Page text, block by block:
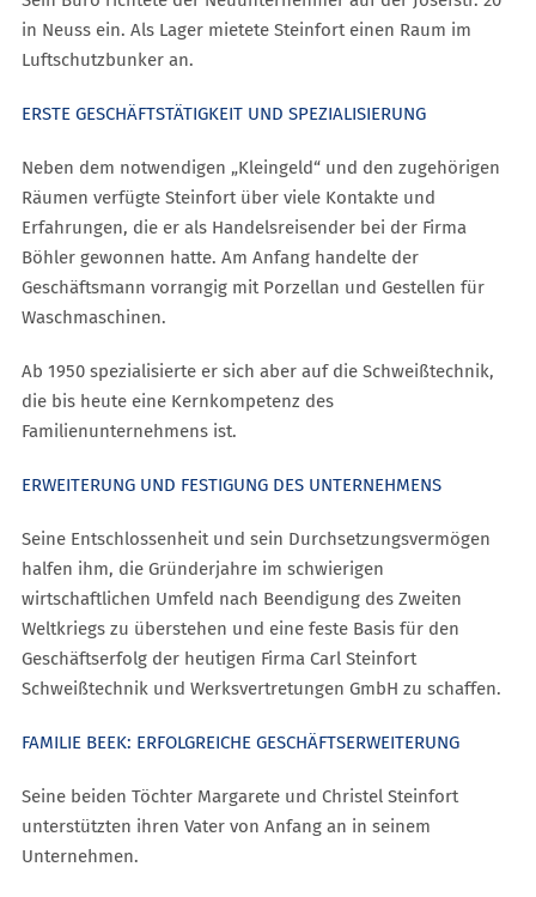
in Neuss ein. Als Lager mietete Steinfort einen Raum im
Luftschutzbunker an.
ERSTE GESCHÄFTSTÄTIGKEIT UND SPEZIALISIERUNG
Neben dem notwendigen „Kleingeld“ und den zugehörigen
Räumen verfügte Steinfort über viele Kontakte und
Erfahrungen, die er als Handelsreisender bei der Firma
Böhler gewonnen hatte. Am Anfang handelte der
Geschäftsmann vorrangig mit Porzellan und Gestellen für
Waschmaschinen.
Ab 1950 spezialisierte er sich aber auf die Schweißtechnik,
die bis heute eine Kernkompetenz des
Familienunternehmens ist.
ERWEITERUNG UND FESTIGUNG DES UNTERNEHMENS
Seine Entschlossenheit und sein Durchsetzungsvermögen
halfen ihm, die Gründerjahre im schwierigen
wirtschaftlichen Umfeld nach Beendigung des Zweiten
Weltkriegs zu überstehen und eine feste Basis für den
Geschäftserfolg der heutigen Firma Carl Steinfort
Schweißtechnik und Werksvertretungen GmbH zu schaffen.
FAMILIE BEEK: ERFOLGREICHE GESCHÄFTSERWEITERUNG
Seine beiden Töchter Margarete und Christel Steinfort
unterstützten ihren Vater von Anfang an in seinem
Unternehmen.